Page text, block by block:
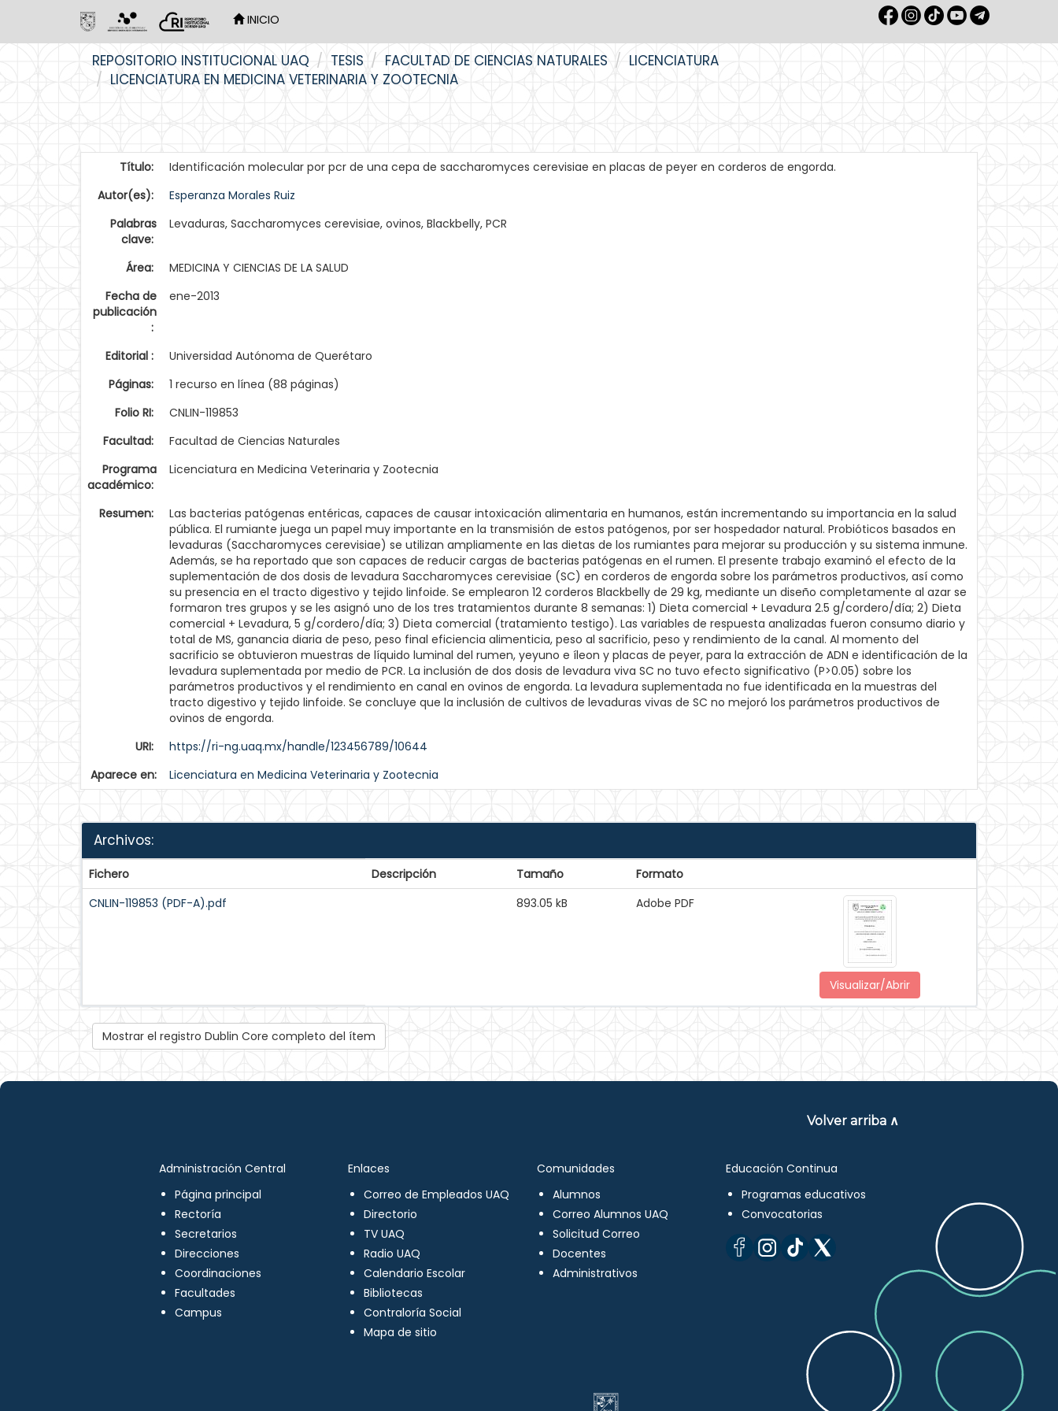
INICIO
REPOSITORIO INSTITUCIONAL UAQ TESIS FACULTAD DE CIENCIAS NATURALES
LICENCIATURA
LICENCIATURA EN MEDICINA VETERINARIA Y ZOOTECNIA
Título:
Identificación molecular por pcr de una cepa de saccharomyces cerevisiae en placas de peyer en corderos de engorda.
Autor(es):
Esperanza Morales Ruiz
Palabras
clave:
Levaduras, Saccharomyces cerevisiae, ovinos, Blackbelly, PCR
Área:
MEDICINA Y CIENCIAS DE LA SALUD
Fecha de
publicación
:
ene-2013
Editorial :
Universidad Autónoma de Querétaro
Páginas:
1 recurso en línea (88 páginas)
Folio RI:
CNLIN-119853
Facultad:
Facultad de Ciencias Naturales
Programa
académico:
Licenciatura en Medicina Veterinaria y Zootecnia
Resumen:
Las bacterias patógenas entéricas, capaces de causar intoxicación alimentaria en humanos, están incrementando su importancia en la salud
pública. El rumiante juega un papel muy importante en la transmisión de estos patógenos, por ser hospedador natural. Probióticos basados en
levaduras (Saccharomyces cerevisiae) se utilizan ampliamente en las dietas de los rumiantes para mejorar su producción y su sistema inmune.
Además, se ha reportado que son capaces de reducir cargas de bacterias patógenas en el rumen. El presente trabajo examinó el efecto de la
suplementación de dos dosis de levadura Saccharomyces cerevisiae (SC) en corderos de engorda sobre los parámetros productivos, así como
su presencia en el tracto digestivo y tejido linfoide. Se emplearon 12 corderos Blackbelly de 29 kg, mediante un diseño completamente al azar se
formaron tres grupos y se les asignó uno de los tres tratamientos durante 8 semanas: 1) Dieta comercial + Levadura 2.5 g/cordero/día; 2) Dieta
comercial + Levadura, 5 g/cordero/día; 3) Dieta comercial (tratamiento testigo). Las variables de respuesta analizadas fueron consumo diario y
total de MS, ganancia diaria de peso, peso final eficiencia alimenticia, peso al sacrificio, peso y rendimiento de la canal. Al momento del
sacrificio se obtuvieron muestras de líquido luminal del rumen, yeyuno e íleon y placas de peyer, para la extracción de ADN e identificación de la
levadura suplementada por medio de PCR. La inclusión de dos dosis de levadura viva SC no tuvo efecto significativo (P>0.05) sobre los
parámetros productivos y el rendimiento en canal en ovinos de engorda. La levadura suplementada no fue identificada en la muestras del
tracto digestivo y tejido linfoide. Se concluye que la inclusión de cultivos de levaduras vivas de SC no mejoró los parámetros productivos de
ovinos de engorda.
URI:
https://ri-ng.uaq.mx/handle/123456789/10644
Aparece en:
Licenciatura en Medicina Veterinaria y Zootecnia
Archivos:
Fichero Descripción Tamaño
Formato
CNLIN-119853 (PDF-A).pdf
893.05 kB Adobe PDF
Visualizar/Abrir
Mostrar el registro Dublin Core completo del ítem
Volver arriba ∧
Administración Central
Página principal
Rectoría
Secretarios
Direcciones
Coordinaciones
Facultades
Campus
Enlaces
Correo de Empleados UAQ
Directorio
TV UAQ
Radio UAQ
Calendario Escolar
Bibliotecas
Contraloría Social
Mapa de sitio
Comunidades
Alumnos
Correo Alumnos UAQ
Solicitud Correo
Docentes
Administrativos
Educación Continua
Programas educativos
Convocatorias